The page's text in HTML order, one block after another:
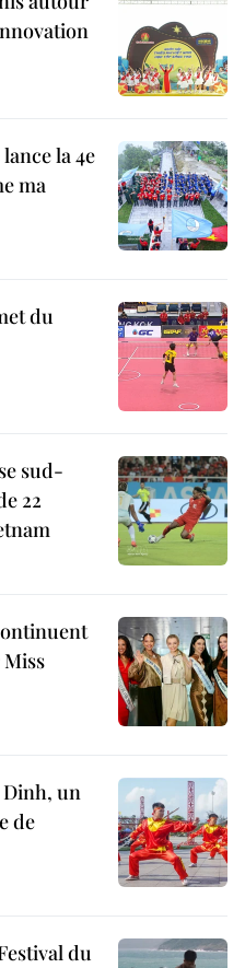
la 4e
ma
du
sud-
22
Dinh, un
de
du